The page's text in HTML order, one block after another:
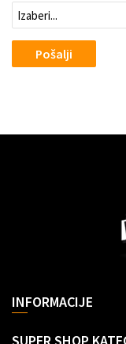
Pošalji
INFORMACIJE